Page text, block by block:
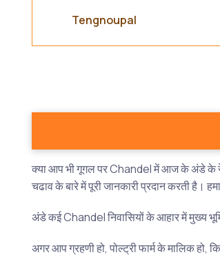
Tengnoupal
क्या आप भी गूगल पर Chandel में आज के अंडे के रेट
चढाव के बारे में पूरी जानकारी प्रदान करती है।
अंडे कई Chandel निवासियों के आहार में मुख्य
अगर आप ग्रहणी हो, पोल्ट्री फार्म के मालिक हो,